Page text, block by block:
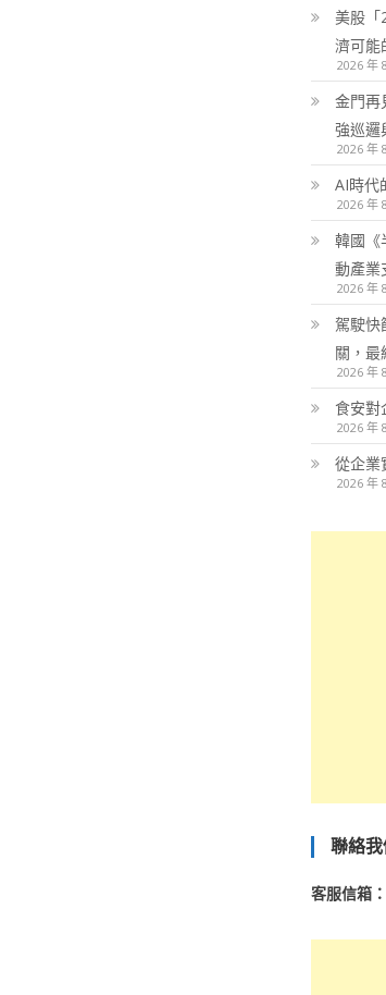
美股「
濟可能
2026 年
金門再
強巡邏
2026 年
AI時代
2026 年
韓國《
動產業
2026 年
駕駛快
關，最
2026 年
食安對
2026 年
從企業
2026 年
聯絡我
客服信箱：